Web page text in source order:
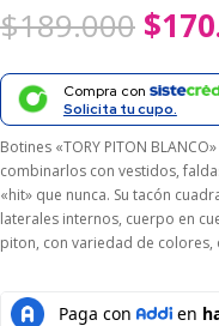
$189.000 El
era:
$
Compra con
Solicita tu cupo.
Botines «TORY PITON
combinarlos con vestidos,
«hit» que nunca. Su tacón
laterales internos, cuerpo en
piton, con variedad de colores,